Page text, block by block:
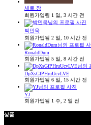
새로 장
회원가입됨 1 일, 3 시간 전
박민욱
회원가입됨 2 일, 10 시간 전
RonaldDum
회원가입됨 5 일, 8 시간 전
DpXsGfPHruUcvLVE
회원가입됨 6 일, 15 시간 전
YJ
회원가입됨 1 주, 2 일 전
상품